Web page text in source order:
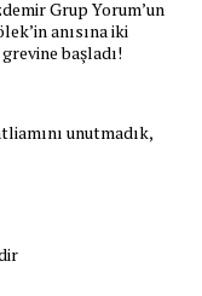
Grup Yorum’un
anısına iki
başladı!
unutmadık,